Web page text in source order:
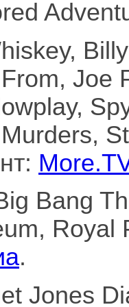
| Амедиатека (2022)
Амедиатека (2024)
трейлер | Амедиатека (2021)
эпохи | Амедиатека (2023)
сезон | Амедиатека
Joe
Bang
Royal
.
Jones